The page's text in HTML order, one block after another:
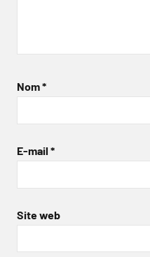
Nom*
E-mail *
Site web